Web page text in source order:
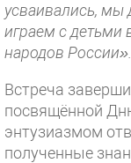
усваивались,
играем с детьми
народов России».
Встреча
посвящённой
энтузиазмом
полученные